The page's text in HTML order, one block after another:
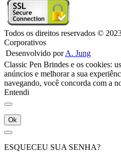
Todos os direitos reservados ©
Corporativos
Desenvolvido porA. Jung
Classic Pen Brindes e os cookies:
anúncios e melhorar a sua
navegando, você concorda com a
Entendi
Ok
ESQUECEU SUA SENHA?